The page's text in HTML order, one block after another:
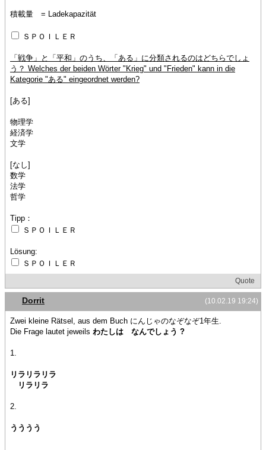
積載量 = Ladekapazität
ＳＰＯＩＬＥＲ
「戦争」と「平和」のうち、「ある」に分類されるのはどちらでしょ
う？ Welches der beiden Wörter "Krieg" und "Frieden" kann in die
Kategorie "ある" eingeordnet werden?
[ある]
物理学
経済学
文学
[なし]
数学
法学
哲学
Tipp：
ＳＰＯＩＬＥＲ
Lösung:
ＳＰＯＩＬＥＲ
Quote
(10.02.19 19:24)
Dorrit
Zwei kleine Rätsel, aus dem Buch にんじゃのなぞなぞ1年生.
Die Frage lautet jeweils わたしは なんでしょう ?
1.
リラリラリラ
リラリラ
2.
うううう